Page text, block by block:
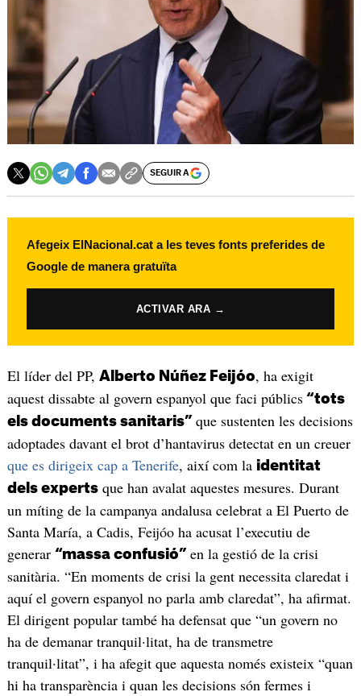
SEGUIR A
Afegeix ElNacional.cat a les teves fonts preferides de
Google de manera gratuïta
ACTIVAR ARA →
El líder del PP, Alberto Núñez Feijóo, ha exigit
aquest dissabte al govern espanyol que faci públics“tots
els documents sanitaris” que sustenten les decisions
adoptades davant el brot d’hantavirus detectat en un creuer
que es dirigeix cap a Tenerife, així com la identitat
dels expertsque han avalat aquestes mesures. Durant
un míting de la campanya andalusa celebrat a El Puerto de
Santa María, a Cadis, Feijóo ha acusat l’executiu de
generar “massa confusió” en la gestió de la crisi
sanitària. “En moments de crisi la gent necessita claredat i
aquí el govern espanyol no parla amb claredat”, ha afirmat.
El dirigent popular també ha defensat que “un govern no
ha de demanar tranquil·litat, ha de transmetre
tranquil·litat”, i ha afegit que aquesta només existeix “quan
hi ha transparència i quan les decisions són fermes i